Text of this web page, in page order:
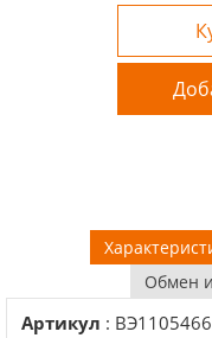
Обмен
Артикул : BЭ1105466